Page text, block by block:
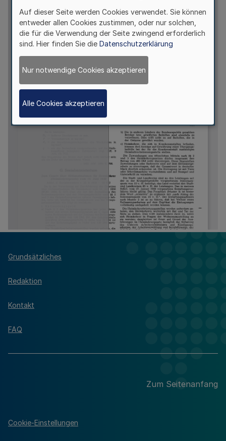
Grundsätzliches
Redaktion
Kontakt
FAQ
Zum Seitenanfang
Cookie-Einstellungen
Auf dieser Seite werden Cookies verwendet. Sie können
entweder allen Cookies zustimmen, oder nur solchen,
die für die Verwendung der Seite zwingend erforderlich
sind. Hier finden Sie die Datenschutzerklärung
Nur notwendige Cookies akzeptieren
Alle Cookies akzeptieren